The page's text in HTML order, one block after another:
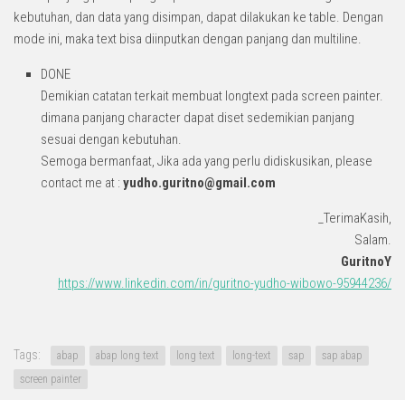
kebutuhan, dan data yang disimpan, dapat dilakukan ke table. Dengan
mode ini, maka text bisa diinputkan dengan panjang dan multiline.
DONE
Demikian catatan terkait membuat longtext pada screen painter.
dimana panjang character dapat diset sedemikian panjang
sesuai dengan kebutuhan.
Semoga bermanfaat, Jika ada yang perlu didiskusikan, please
contact me at : yudho.guritno@gmail.com
_TerimaKasih,
Salam.
GuritnoY
https://www.linkedin.com/in/guritno-yudho-wibowo-95944236/
Tags: abap abap long text long text long-text sap
sap abap
screen painter